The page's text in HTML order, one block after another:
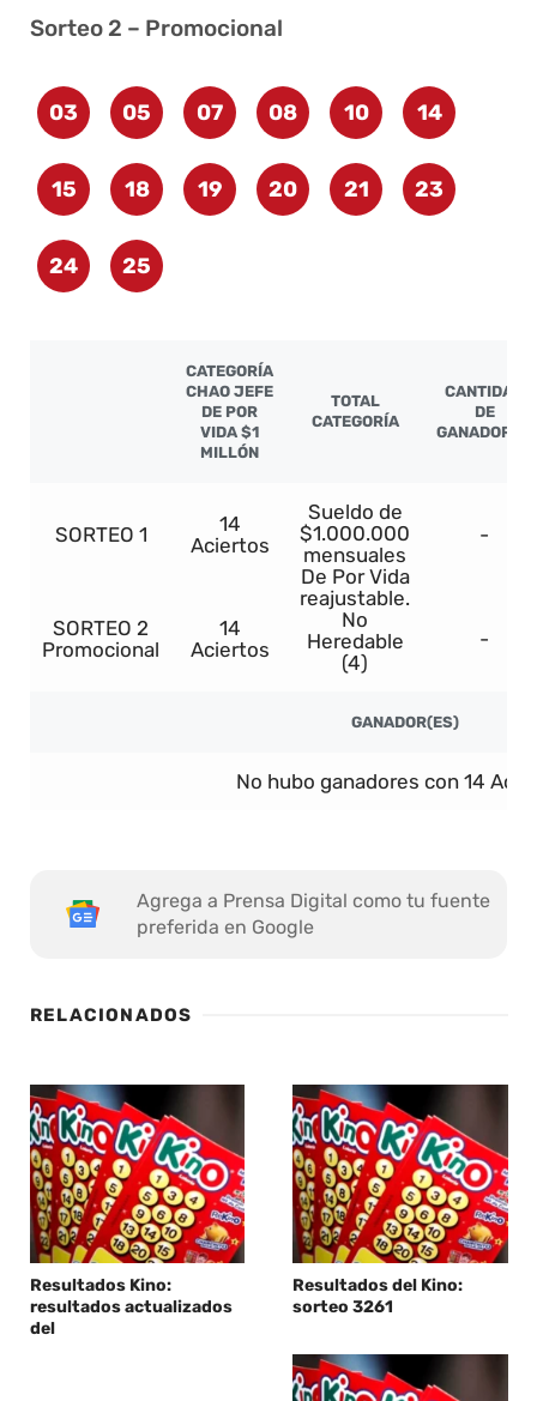
Sorteo 2 – Promocional
03 05 07 08 10 14
15 18 19 20 21 23
24 25
CATEGORÍA
CHAO JEFE
DE POR
VIDA $1
MILLÓN
TOTAL
CATEGORÍA
CANTIDAD
DE
GANADORES
SORTEO 1
14
Aciertos
Sueldo de
$1.000.000
mensuales
De Por Vida
reajustable.
No
Heredable
(4)
-
SORTEO 2
Promocional
14
Aciertos
-
GANADOR(ES)
No hubo ganadores con 14
Agrega a Prensa Digital como tu fuente
preferida en Google
RELACIONADOS
Resultados Kino:
resultados actualizados
del
Resultados del Kino:
sorteo 3261